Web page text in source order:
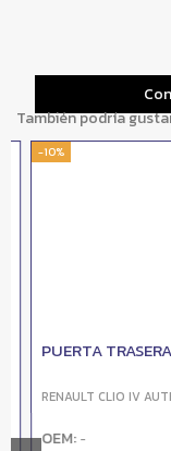
También podría
-10%
PUERTA TRASERA
RENAULT CLIO IV
OEM:-